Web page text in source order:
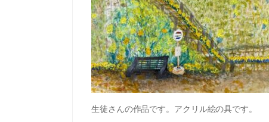
生徒さんの作品です。アクリル絵の具です。